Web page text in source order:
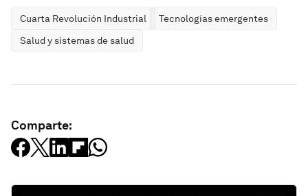
Cuarta Revolución Industrial
Tecnologías emergentes
Salud y sistemas de salud
Comparte: